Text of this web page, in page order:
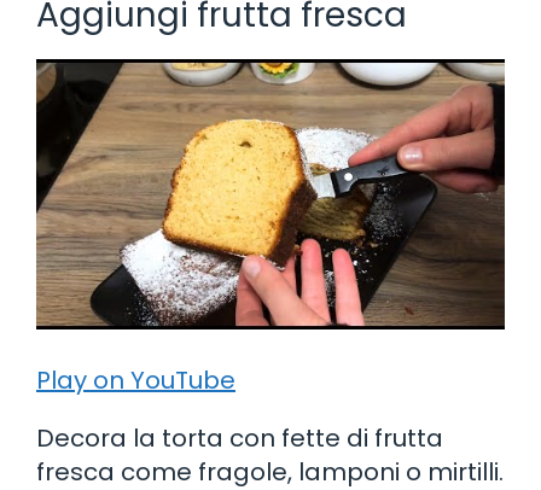
Aggiungi frutta fresca
Play on YouTube
Decora la torta con fette di frutta
fresca come fragole, lamponi o mirtilli.